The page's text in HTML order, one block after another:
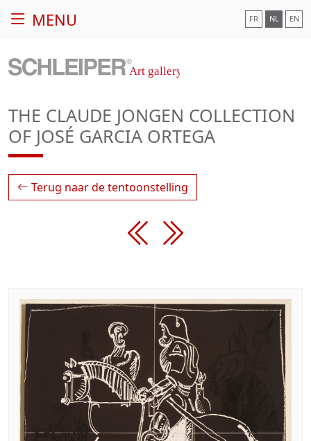
MENU FR NL EN
THE CLAUDE JONGEN COLLECTION
OF JOSÉ GARCIA ORTEGA
Terug naar de tentoonstelling